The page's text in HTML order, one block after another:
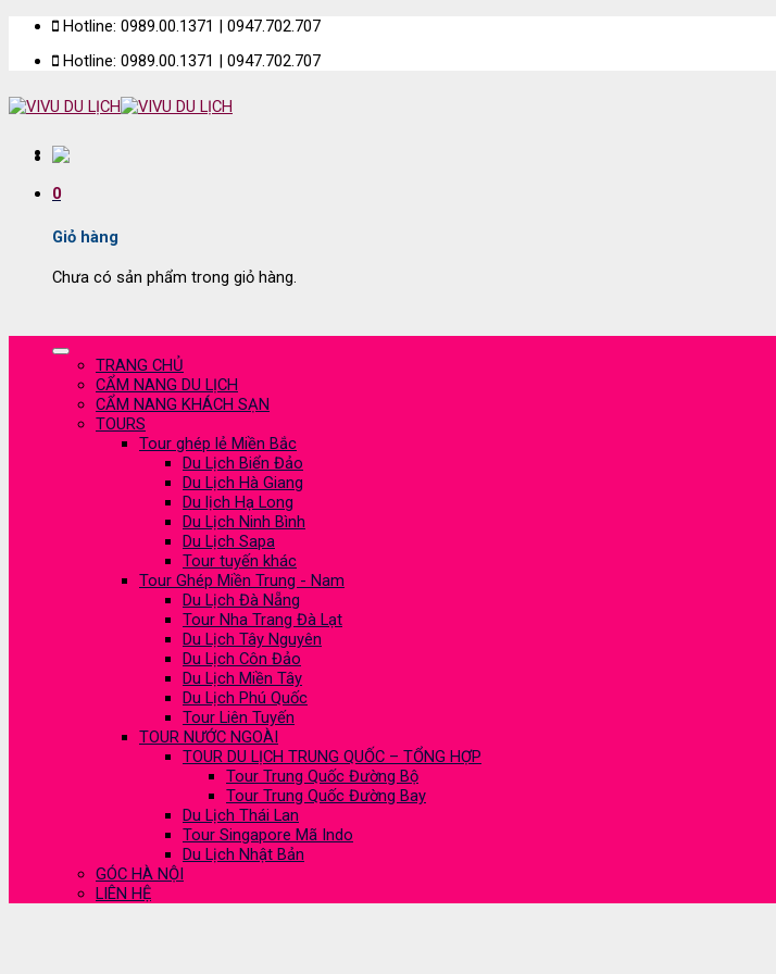
Skip
content
Hotline: 0989.00.1371 | 0947.702.707
Hotline: 0989.00.1371 | 0947.702.707
0
Giỏ hàng
Chưa có sản phẩm trong giỏ hàng.
TRANG CHỦ
CẨM NANG DU LỊCH
CẨM NANG KHÁCH SẠN
TOURS
Tour ghép lẻ Miền Bắc
Du Lịch Biển Đảo
Du Lịch Hà Giang
Du lịch Hạ Long
Du Lịch Ninh Bình
Du Lịch Sapa
Tour tuyến khác
Tour Ghép Miền Trung - Nam
Du Lịch Đà Nẵng
Tour Nha Trang Đà Lạt
Du Lịch Tây Nguyên
Du Lịch Côn Đảo
Du Lịch Miền Tây
Du Lịch Phú Quốc
Tour Liên Tuyến
TOUR NƯỚC NGOÀI
TOUR DU LỊCH TRUNG QUỐC – TỔNG HỢP
Tour Trung Quốc Đường Bộ
Tour Trung Quốc Đường Bay
Du Lịch Thái Lan
Tour Singapore Mã Indo
Du Lịch Nhật Bản
GÓC HÀ NỘI
LIÊN HỆ